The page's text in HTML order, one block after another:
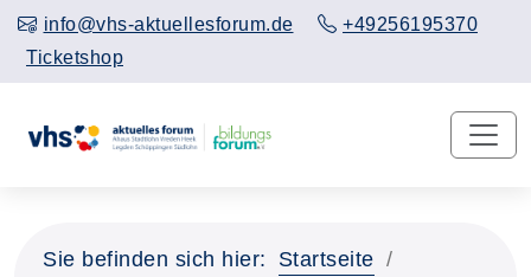
info@vhs-aktuellesforum.de
+49256195370
Ticketshop
Sie befinden sich hier:
Startseite